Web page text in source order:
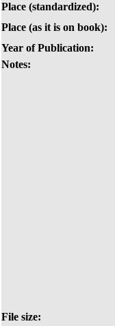
Place (standardized):
Place (as it is on book):
Year of Publication:
Notes:
File size: